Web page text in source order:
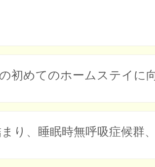
初めてのホームステイに
り、睡眠時無呼吸症候群